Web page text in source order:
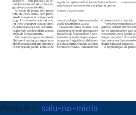
Posted in saiu-na-midia